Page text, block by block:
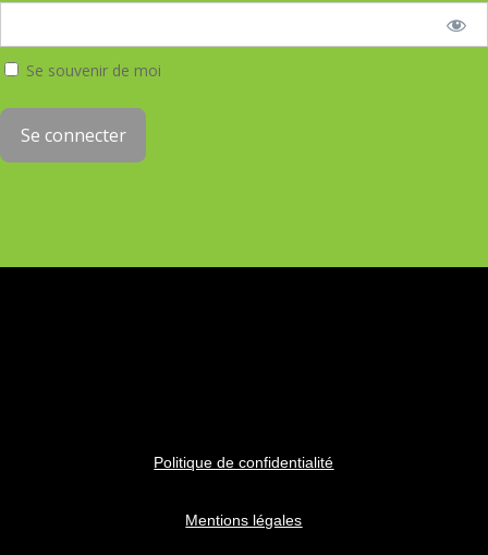
Se souvenir de moi
Politique de confidentialité
Mentions légales